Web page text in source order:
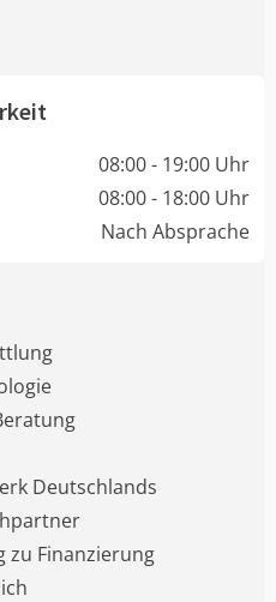
08:00 - 19:00 Uhr
08:00 - 18:00 Uhr
Nach Absprache
Deutschlands
zu Finanzierung